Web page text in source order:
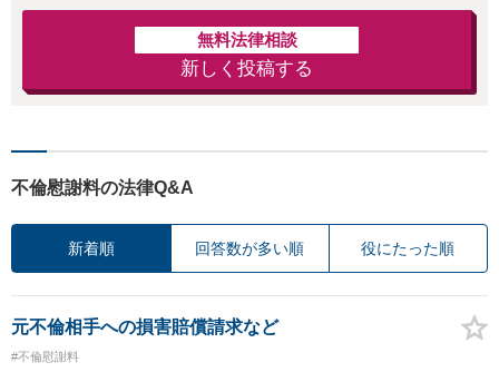
無料法律相談
新しく投稿する
不倫慰謝料の法律Q&A
新着順 回答数が多い順 役にたった順
元不倫相手への損害賠償請求など
#不倫慰謝料